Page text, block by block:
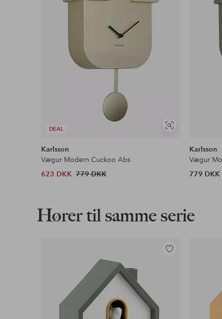
DEAL
Se
Karlsson
Vægur Modern Cuckoo Abs
623 DKK 779 DKK
Karlsson
Vægur
779 DKK
Hører til samme serie
Tilføj